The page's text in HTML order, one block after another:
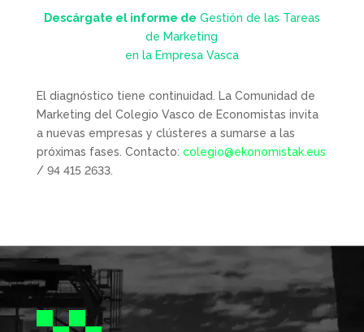
Descárgate el informe de Gestión de las Tareas
de Marketing
en la Empresa Vasca
El diagnóstico tiene continuidad. La Comunidad de
Marketing del Colegio Vasco de Economistas invita
a nuevas empresas y clústeres a sumarse a las
próximas fases. Contacto: colegio@ekonomistak.eus
/ 94 415 2633.